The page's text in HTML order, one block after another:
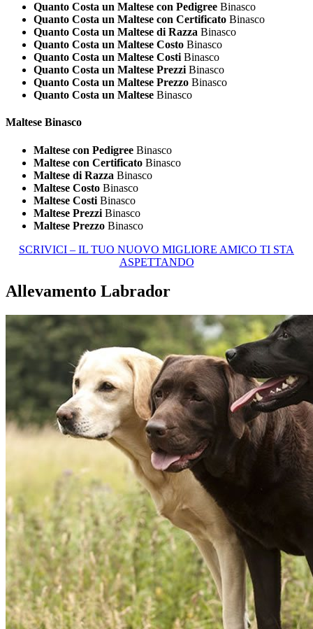
Quanto Costa un Maltese con Pedigree Binasco
Quanto Costa un Maltese con Certificato Binasco
Quanto Costa un Maltese di Razza Binasco
Quanto Costa un Maltese Costo Binasco
Quanto Costa un Maltese Costi Binasco
Quanto Costa un Maltese Prezzi Binasco
Quanto Costa un Maltese Prezzo Binasco
Quanto Costa un Maltese Binasco
Maltese Binasco
Maltese con Pedigree Binasco
Maltese con Certificato Binasco
Maltese di Razza Binasco
Maltese Costo Binasco
Maltese Costi Binasco
Maltese Prezzi Binasco
Maltese Prezzo Binasco
SCRIVICI – IL TUO NUOVO MIGLIORE AMICO TI STA
ASPETTANDO
Allevamento Labrador